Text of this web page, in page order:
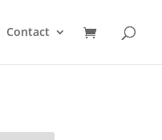
Contact